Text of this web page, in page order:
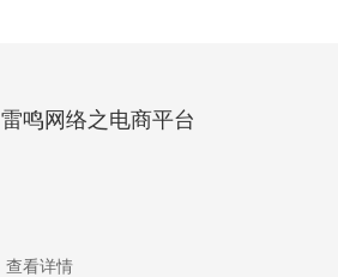
雷鸣网络之电商平台
查看详情